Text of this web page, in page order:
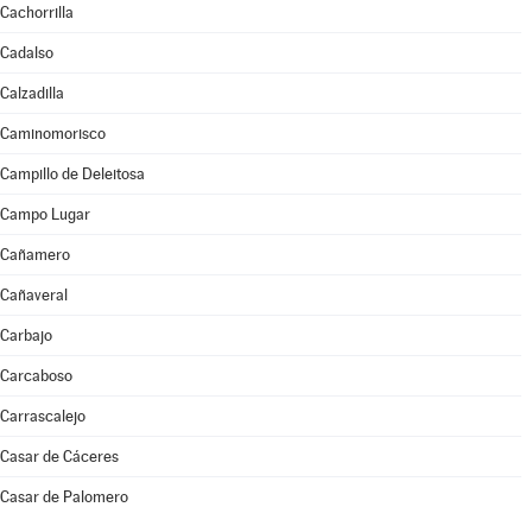
Cachorrilla
Cadalso
Calzadilla
Caminomorisco
Campillo de Deleitosa
Campo Lugar
Cañamero
Cañaveral
Carbajo
Carcaboso
Carrascalejo
Casar de Cáceres
Casar de Palomero